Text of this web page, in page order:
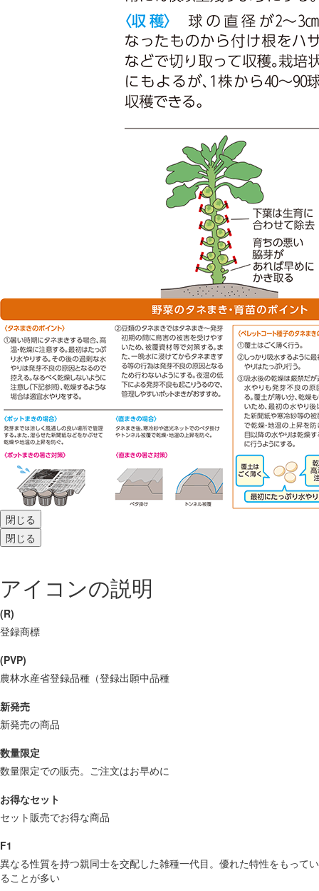
閉じる
閉じる
アイコンの説明
(R)
登録商標
(PVP)
農林水産省登録品種（登録出願中品種
新発売
新発売の商品
数量限定
数量限定での販売。ご注文はお早めに
お得なセット
セット販売でお得な商品
F1
異なる性質を持つ親同士を交配した雑種一代目。優れた特性をもってい
ることが多い